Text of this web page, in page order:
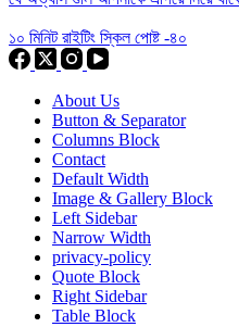
১০ মিনিট রাইটিং স্কিল পোষ্ট -৪০
About Us
Button & Separator
Columns Block
Contact
Default Width
Image & Gallery Block
Left Sidebar
Narrow Width
privacy-policy
Quote Block
Right Sidebar
Table Block